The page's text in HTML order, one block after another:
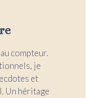
compteur.
je
et
Un héritage